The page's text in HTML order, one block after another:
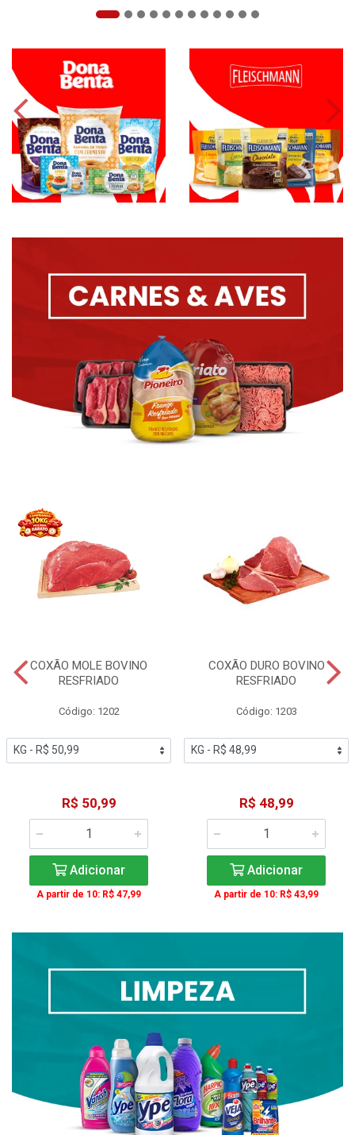
COXÃO MOLE BOVINO
RESFRIADO
Código: 1202
R$ 50,99
Adicionar
A partir de 10: R$ 47,99
COXÃO DURO BOVINO
RESFRIADO
Código: 1203
R$ 48,99
Adicionar
A partir de 10: R$ 43,99